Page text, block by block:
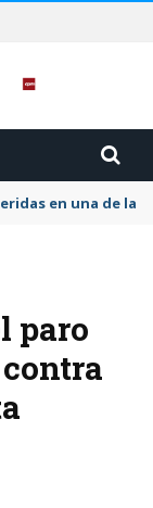
en una de
paro